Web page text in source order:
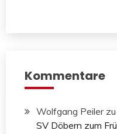
Kommentare
Wolfgang Peilerzu
SV Döbern zum